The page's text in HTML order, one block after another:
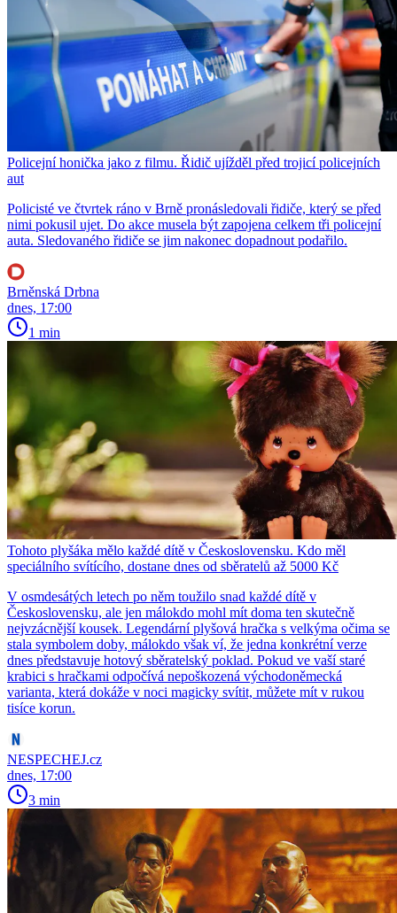
Policejní honička jako z filmu. Řidič ujížděl před trojicí policejních
aut
Policisté ve čtvrtek ráno v Brně pronásledovali řidiče, který se před
nimi pokusil ujet. Do akce musela být zapojena celkem tři policejní
auta. Sledovaného řidiče se jim nakonec dopadnout podařilo.
Brněnská Drbna
dnes, 17:00
1 min
Tohoto plyšáka mělo každé dítě v Československu. Kdo měl
speciálního svítícího, dostane dnes od sběratelů až 5000 Kč
V osmdesátých letech po něm toužilo snad každé dítě v
Československu, ale jen málokdo mohl mít doma ten skutečně
nejvzácnější kousek. Legendární plyšová hračka s velkýma očima se
stala symbolem doby, málokdo však ví, že jedna konkrétní verze
dnes představuje hotový sběratelský poklad. Pokud ve vaší staré
krabici s hračkami odpočívá nepoškozená východoněmecká
varianta, která dokáže v noci magicky svítit, můžete mít v rukou
tisíce korun.
NESPECHEJ.cz
dnes, 17:00
3 min